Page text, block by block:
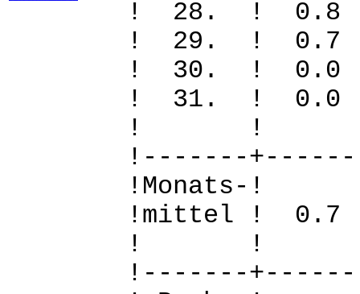
! 28. !
! 29. !
! 30. !
! 31. !
!
!-------
!mittel !
!
!-------